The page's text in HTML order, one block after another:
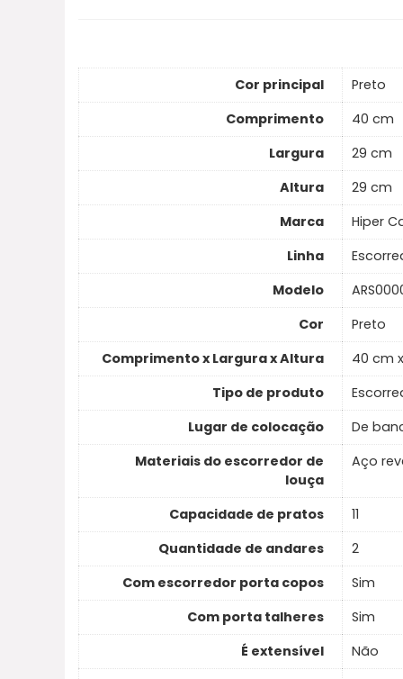
Cor principal
Preto
Comprimento
40 cm
Largura
29 cm
Altura
29 cm
Marca
Hiper
Linha
Modelo
Cor
Preto
Comprimento x Largura x Altura
40 cm
Tipo de produto
Lugar de colocação
De
Materiais do escorredor de
louça
Aço
Capacidade de pratos
11
Quantidade de andares
2
Com escorredor porta copos
Sim
Com porta talheres
Sim
É extensível
Não